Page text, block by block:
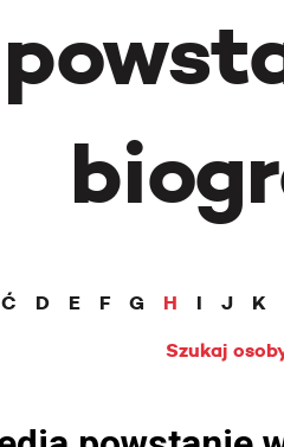
Ć D E F G H I J K
Szukaj